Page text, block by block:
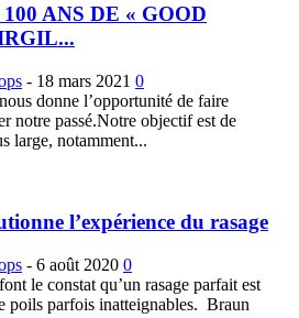
ANS DE « GOOD
- 18 mars 2021 0
donne l’opportunité de faire
notre passé.Notre objectif est de
large, notamment...
l’expérience du rasage
- 6 août 2020 0
le constat qu’un rasage parfait est
poils parfois inatteignables. Braun